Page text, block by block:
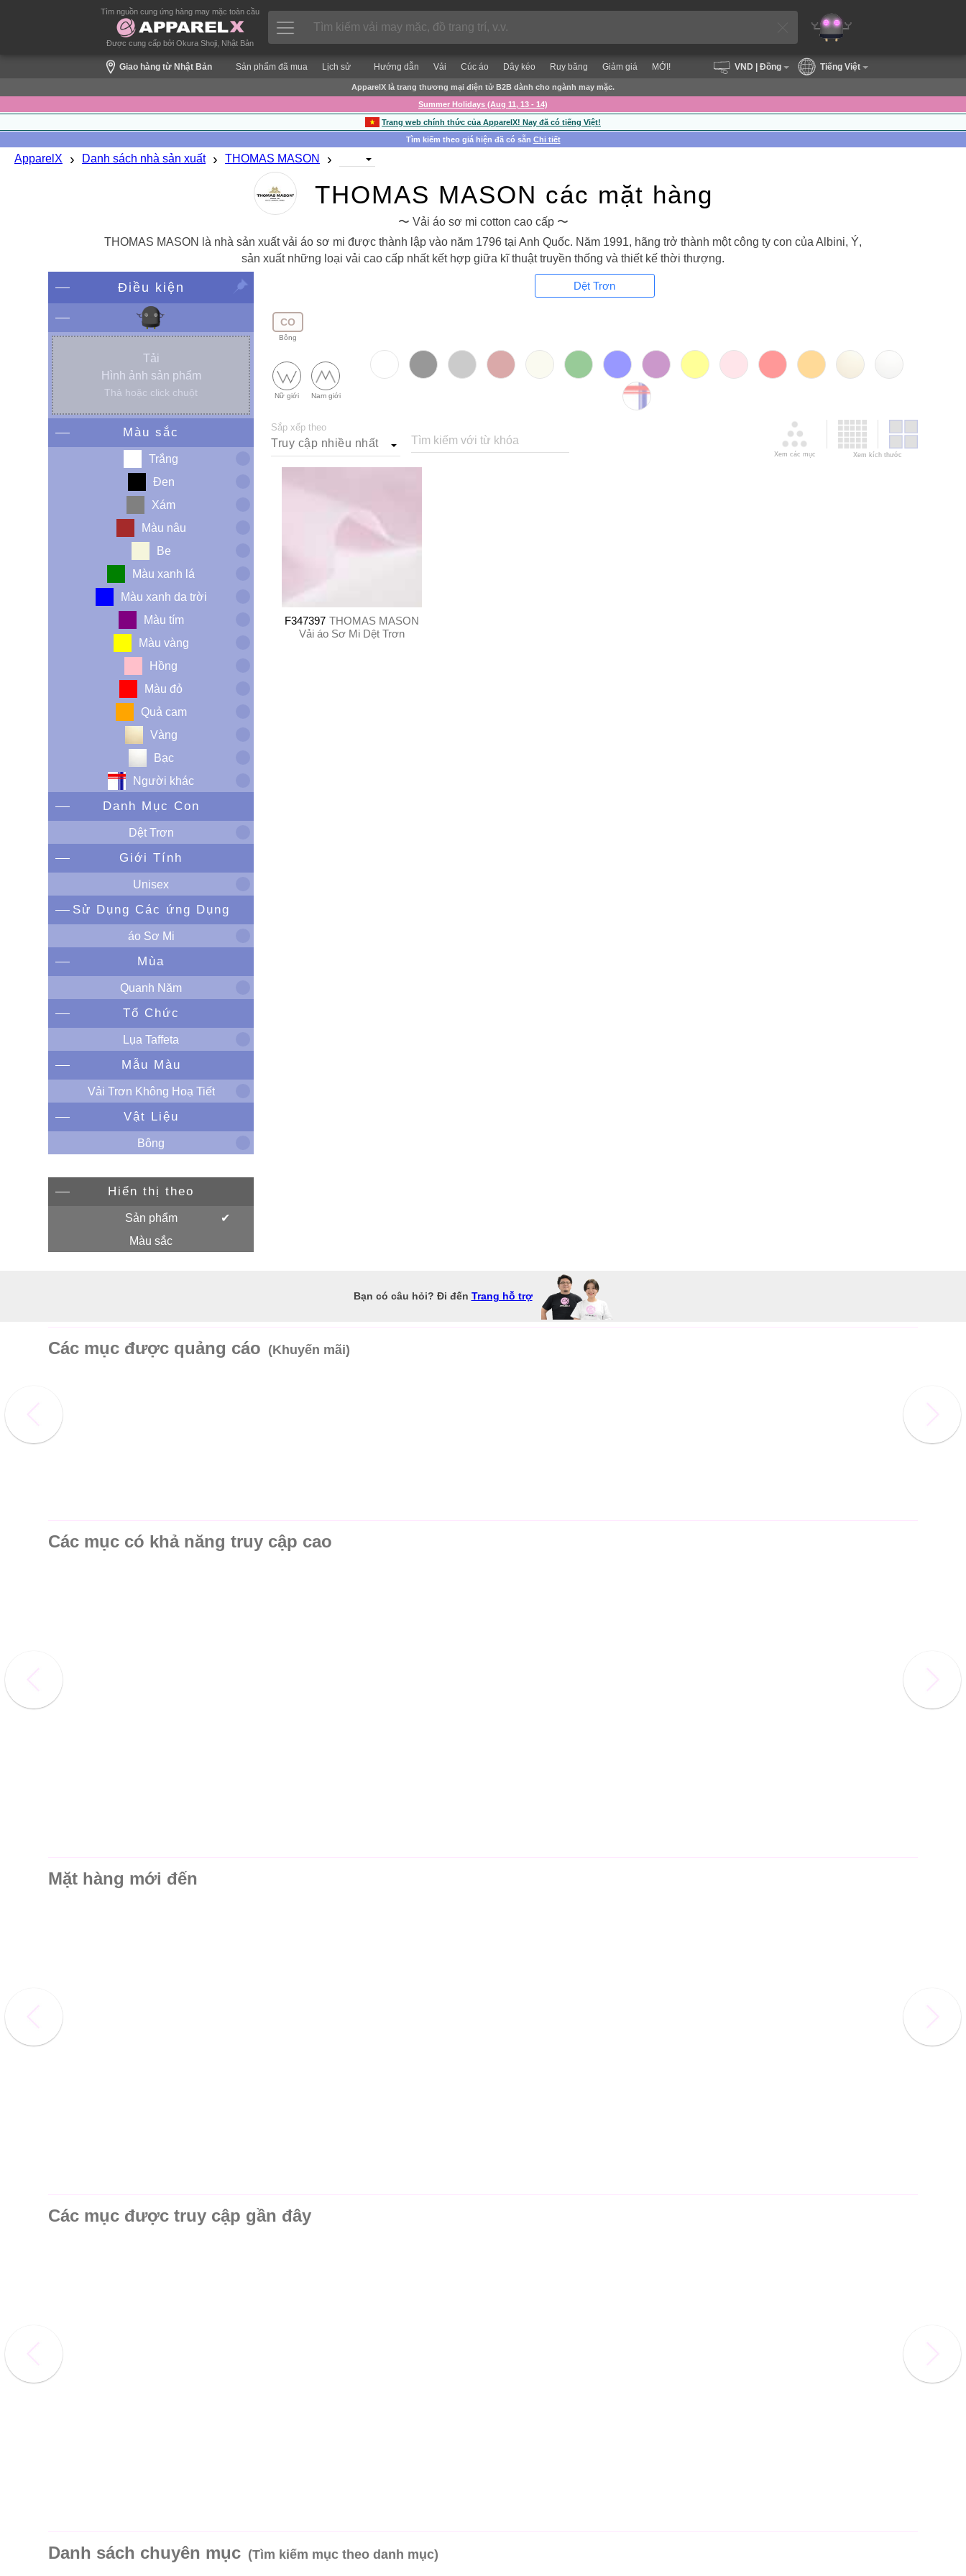
Tìm nguồn cung ứng hàng may mặc toàn cầu
Được cung cấp bởi Okura Shoji, Nhật Bản
Giao hàng từ Nhật Bản Sản phẩm đã mua Lịch sử Hướng dẫn Vải Cúc áo Dây kéo Ruy băng Giảm giá MỚI! VND | Đồng Tiếng Việt
ApparelX là trang thương mại điện tử B2B dành cho ngành may mặc.
Summer Holidays (Aug 11, 13 - 14)
Trang web chính thức của ApparelX! Nay đã có tiếng Việt!
Tìm kiếm theo giá hiện đã có sẵn Chi tiết
ApparelX › Danh sách nhà sản xuất › THOMAS MASON ›
THOMAS MASON các mặt hàng
〜 Vải áo sơ mi cotton cao cấp 〜
THOMAS MASON là nhà sản xuất vải áo sơ mi được thành lập vào năm 1796 tại Anh Quốc. Năm 1991, hãng trở thành một công ty con của Albini, Ý,
sản xuất những loại vải cao cấp nhất kết hợp giữa kĩ thuật truyền thống và thiết kế thời thượng.
Điều kiện
Tải
Hình ảnh sản phẩm
Thả hoặc click chuột
Màu sắc
Trắng
Đen
Xám
Màu nâu
Be
Màu xanh lá
Màu xanh da trời
Màu tím
Màu vàng
Hồng
Màu đỏ
Quả cam
Vàng
Bạc
Người khác
Danh Mục Con
Dệt Trơn
Giới Tính
Unisex
Sử Dụng Các ứng Dụng
áo Sơ Mi
Mùa
Quanh Năm
Tổ Chức
Lụa Taffeta
Mẫu Màu
Vải Trơn Không Hoạ Tiết
Vật Liệu
Bông
Hiển thị theo
Sản phẩm
Màu sắc
Dệt Trơn
CO
Bông
Nữ giới Nam giới
Sắp xếp theo
Tìm kiếm với từ khóa
Xem các mục Xem kích thước
F347397 THOMAS MASON
Vải áo Sơ Mi Dệt Trơn
Bạn có câu hỏi? Đi đến Trang hỗ trợ
Các mục được quảng cáo (Khuyến mãi)
Các mục có khả năng truy cập cao
Mặt hàng mới đến
Các mục được truy cập gần đây
Danh sách chuyên mục (Tìm kiếm mục theo danh mục)